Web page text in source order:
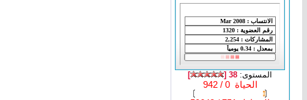
المستوى: 38 [
]
الحياة 0 / 942